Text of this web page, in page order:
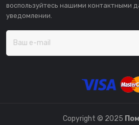
воспользуйтесь нашими контактными
уведомлении.
Copyright © 2025